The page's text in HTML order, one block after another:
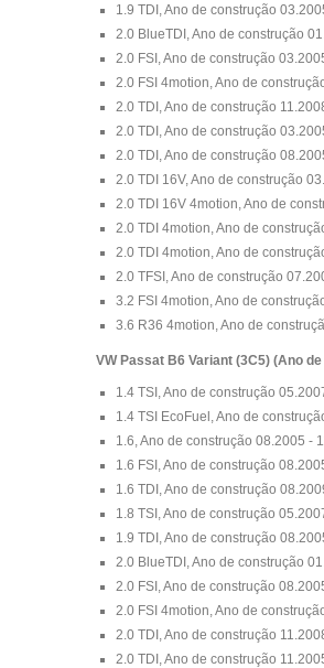
1.9 TDI, Ano de construção
2.0 BlueTDI, Ano de construção
2.0 FSI, Ano de construção
2.0 FSI 4motion, Ano de
2.0 TDI, Ano de construção
2.0 TDI, Ano de construção
2.0 TDI, Ano de construção
2.0 TDI 16V, Ano de construção
2.0 TDI 16V 4motion, Ano de
2.0 TDI 4motion, Ano de
2.0 TDI 4motion, Ano de
2.0 TFSI, Ano de construção
3.2 FSI 4motion, Ano de
3.6 R36 4motion, Ano de
VW Passat B6 Variant (3C5) (Ano
1.4 TSI, Ano de construção
1.4 TSI EcoFuel, Ano de
1.6, Ano de construção 08.2005 -
1.6 FSI, Ano de construção
1.6 TDI, Ano de construção
1.8 TSI, Ano de construção
1.9 TDI, Ano de construção
2.0 BlueTDI, Ano de construção
2.0 FSI, Ano de construção
2.0 FSI 4motion, Ano de
2.0 TDI, Ano de construção
2.0 TDI, Ano de construção